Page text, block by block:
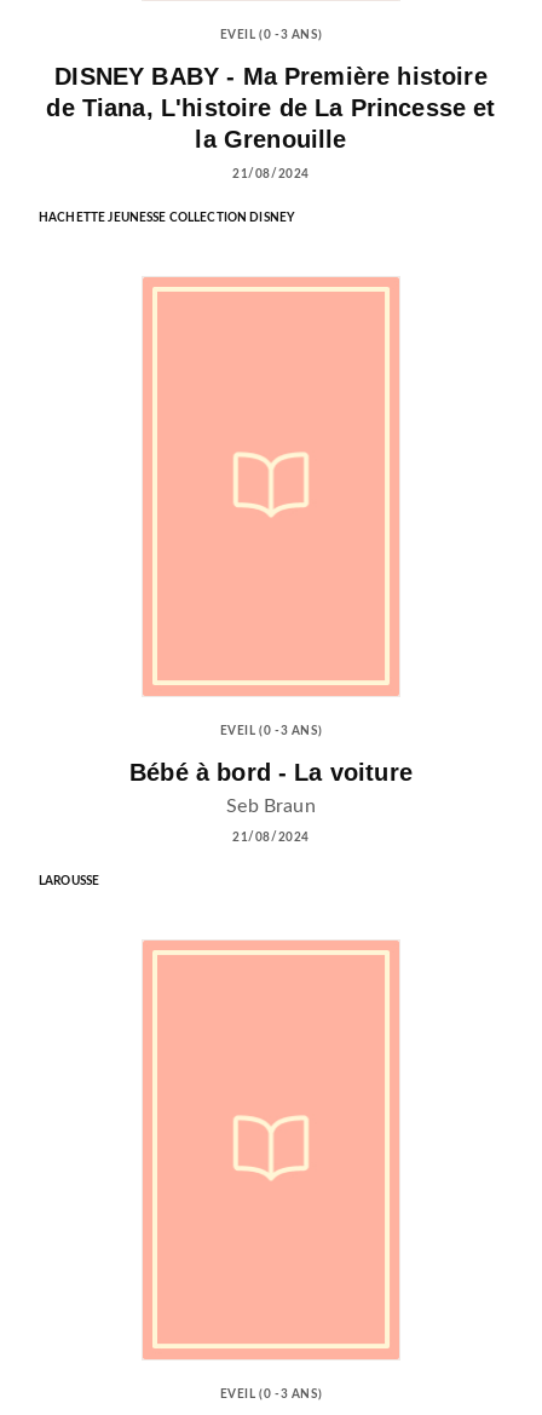
EVEIL (0 -3 ANS)
DISNEY BABY - Ma Première histoire
de Tiana, L'histoire de La Princesse et
la Grenouille
21/08/2024
HACHETTE JEUNESSE COLLECTION DISNEY
EVEIL (0 -3 ANS)
Bébé à bord - La voiture
Seb Braun
21/08/2024
LAROUSSE
EVEIL (0 -3 ANS)